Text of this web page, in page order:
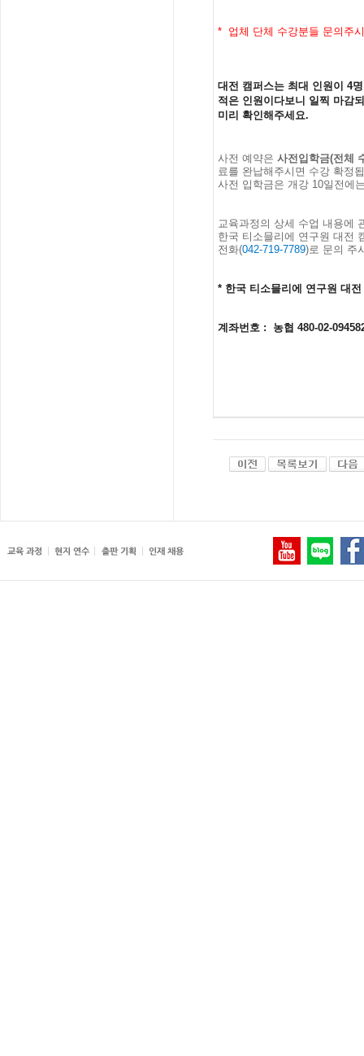
* 업체 단체 수강분들 문의주
대전 캠퍼스는 최대 인원이 4
적은 인원이다보니 일찍 마감
미리 확인해주세요.
사전 예약은 사전입학금(전체
료를 완납해주시면 수강 확정
사전 입학금은 개강 10일전에
교육과정의 상세 수업 내용에
한국 티소믈리에 연구원 대전
전화(042-719-7789)로 문의 주
* 한국 티소믈리에 연구원 대전
계좌번호 : 농협 480-02-